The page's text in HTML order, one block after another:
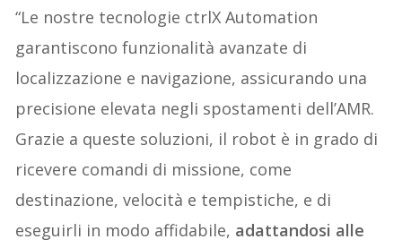
“Le nostre tecnologie ctrlX Automation
garantiscono funzionalità avanzate di
localizzazione e navigazione, assicurando una
precisione elevata negli spostamenti dell’AMR.
Grazie a queste soluzioni, il robot è in grado di
ricevere comandi di missione, come
destinazione, velocità e tempistiche, e di
eseguirli in modo affidabile, adattandosi alle